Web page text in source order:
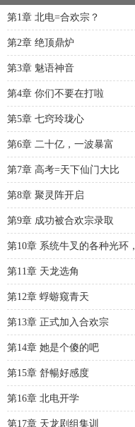
第1章 北电=合欢宗？
第2章 绝顶鼎炉
第3章 魅语神音
第4章 你们不要在打啦
第5章 七窍玲珑心
第6章 二十亿，一波暴富
第7章 高考=天下仙门大比
第8章 聚灵阵开启
第9章 成功被合欢宗录取
第10章 系统牛叉的各种光环，
第11章 天龙选角
第12章 蜉蝣窥青天
第13章 正式加入合欢宗
第14章 她是个傻的吧
第15章 舒暢好感度
第16章 北电开学
第17章 天龙剧组集训